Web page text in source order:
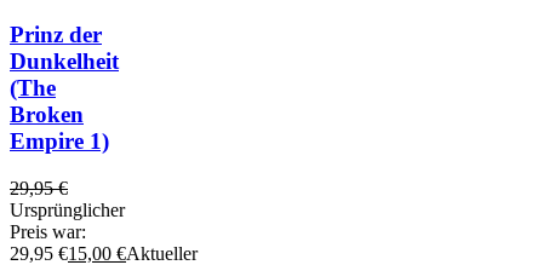
Prinz der
Dunkelheit
(The
Broken
Empire 1)
29,95€
Ursprünglicher
Preis war:
29,95 €15,00 €Aktueller